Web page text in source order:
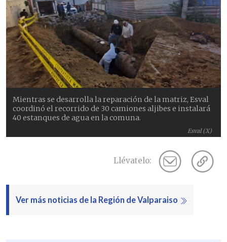
Esval (X)
Mientras se desarrolla la reparación de la matriz, Esval
coordinó el recorrido de 30 camiones aljibes e instalará
40 estanques de agua en la comuna.
Llévatelo:
Ver más noticias de la Región de Valparaiso